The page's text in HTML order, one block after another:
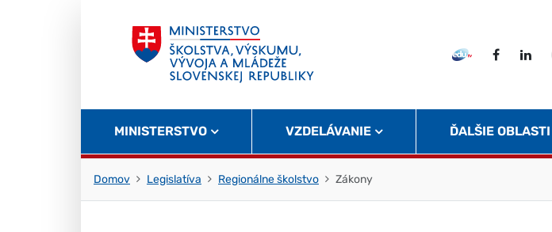
EDU TVFacebook
MINISTERSTVO VZDELÁVANIE ĎALŠIE OBLASTI
Domov Legislatíva Regionálne školstvo Zákony